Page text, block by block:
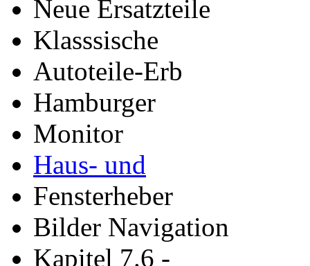
Neue Ersatzteile
Klasssische
Autoteile-Erb
Hamburger
Monitor
Haus- und
Fensterheber
Bilder Navigation
Kapitel 7.6 -